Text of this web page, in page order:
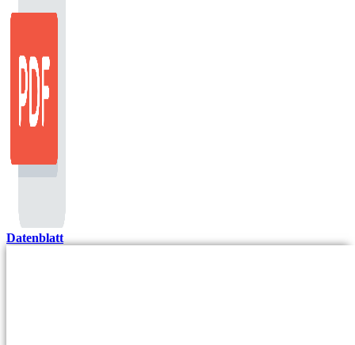
Datenblatt